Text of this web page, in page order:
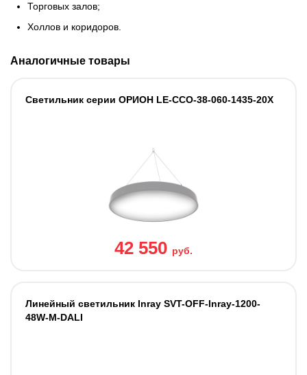
Торговых залов;
Холлов и коридоров.
Аналогичные товары
Светильник cерии ОРИОН LE-ССО-38-060-1435-20Х
42 550 руб.
Линейный светильник Inray SVT-OFF-Inray-1200-
48W-M-DALI